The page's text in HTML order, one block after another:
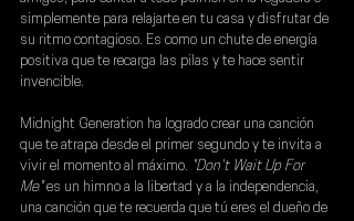
simplemente para relajarte en tu casa y disfrutar de
su ritmo contagioso. Es como un chute de energía
positiva que te recarga las pilas y te hace sentir
invencible.
Midnight Generation ha logrado crear una canción
que te atrapa desde el primer segundo y te invita a
vivir el momento al máximo. "Don't Wait Up For
Me" es un himno a la libertad y a la independencia,
una canción que te recuerda que tú eres el dueño de